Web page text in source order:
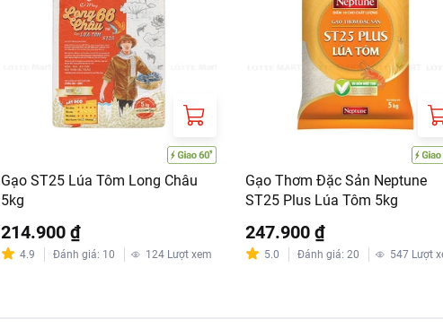
Gạo ST25 Lúa Tôm Long Châu
5kg
214.900 ₫
4.9 Đánh giá: 10 124 Lượt xem
Gạo Thơm Đặc Sản Neptune
ST25 Plus Lúa Tôm 5kg
247.900 ₫
5.0 Đánh giá: 20 547 Lượt